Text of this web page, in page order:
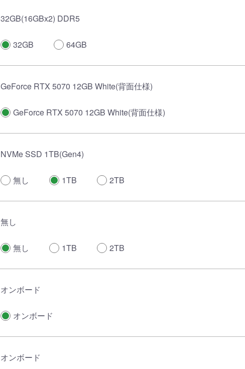
32GB(16GBx2) DDR5
32GB 64GB
GeForce RTX 5070 12GB White(背面仕様)
GeForce RTX 5070 12GB White(背面仕様)
NVMe SSD 1TB(Gen4)
無し 1TB 2TB
無し
無し 1TB 2TB
オンボード
オンボード
オンボード